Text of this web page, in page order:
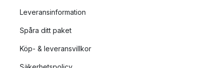
Leveransinformation
Spåra ditt paket
Köp- & leveransvillkor